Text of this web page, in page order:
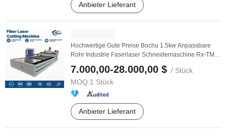
Anbieter Lieferant
Hochwertige Gute Preise Bochu 1.5kw Anpassbare
Rohr Industrie Faserlaser Schneidemaschine Rx-TM
7.000,00-28.000,00 $ / Stück
MOQ:1 Stück
Anbieter Lieferant